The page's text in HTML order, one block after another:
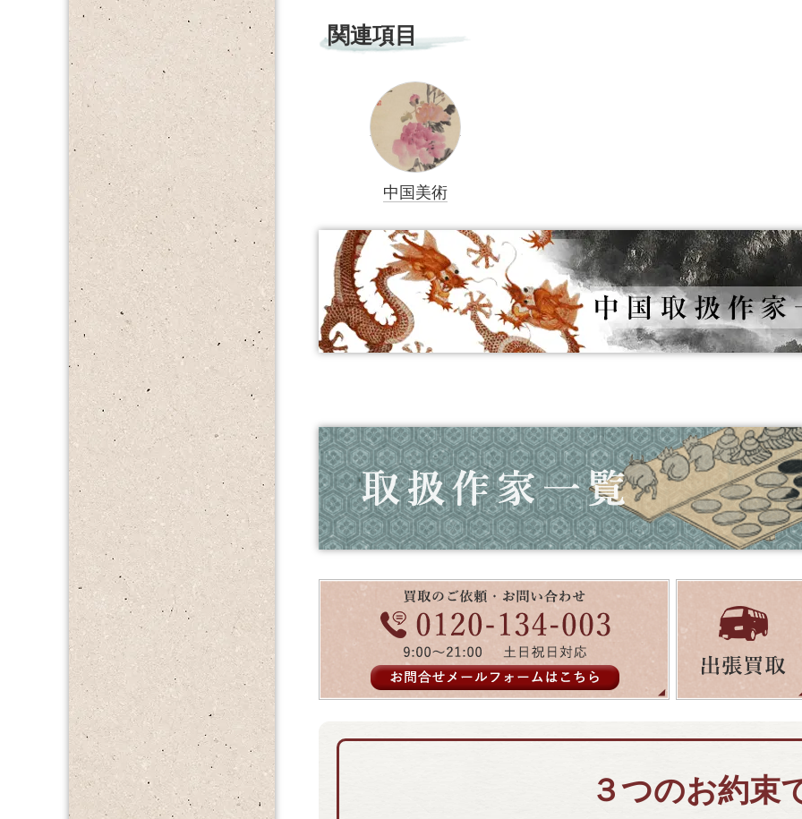
関連項目
中国美術
３つのお約束